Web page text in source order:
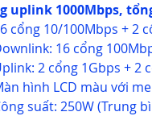
uplink 1000Mbps,
cổng 10/100Mbps + 2
16 cổng
2 cổng 1Gbps + 2
hình LCD màu với
suất: 250W (Trung